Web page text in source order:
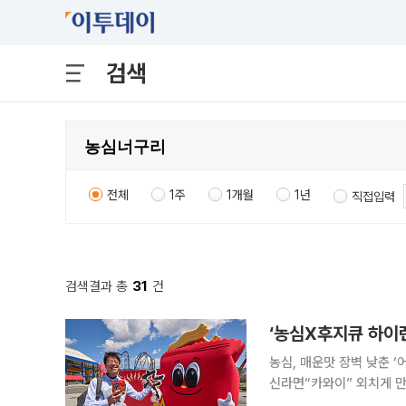
검색
전체 1주 1개월 1년 직접입력
검색결과 총 31 건
농심, 매운맛 장벽 낮춘 ‘
신라면“카와이” 외치게